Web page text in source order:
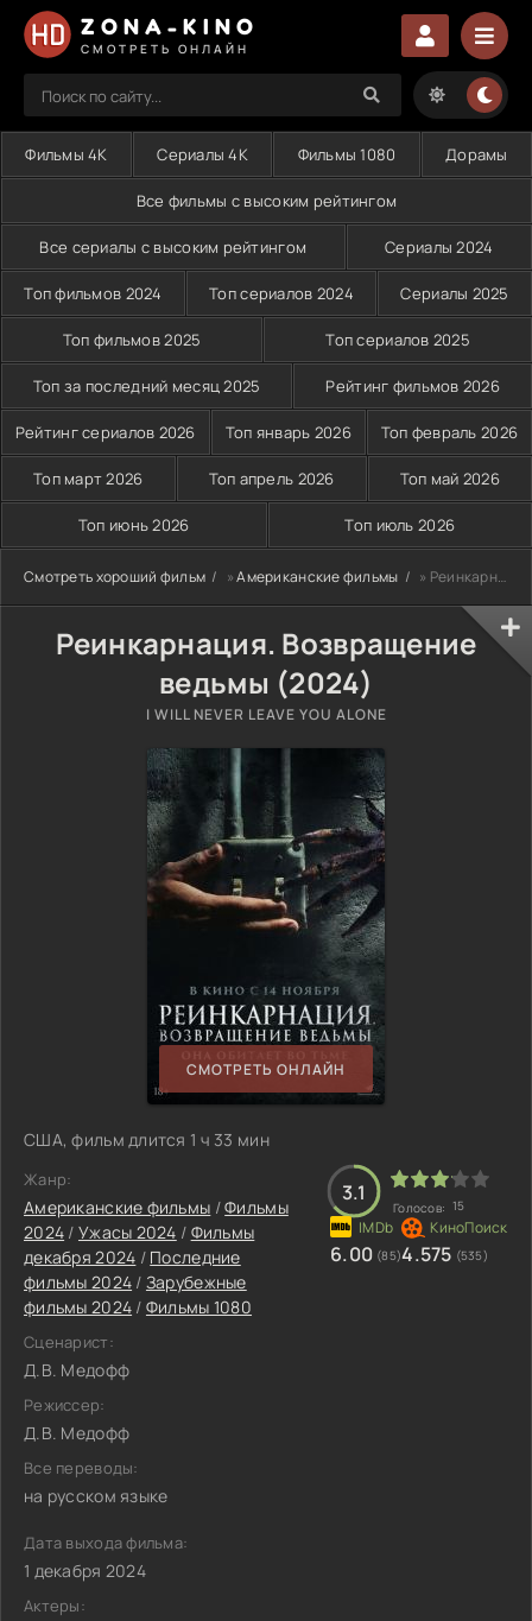
ZONA-KINO
СМОТРЕТЬ ОНЛАЙН
Фильмы 4K Сериалы 4K Фильмы 1080 Дорамы
Все фильмы с высоким рейтингом
Все сериалы с высоким рейтингом Сериалы 2024
Топ фильмов 2024 Топ сериалов 2024 Сериалы 2025
Топ фильмов 2025 Топ сериалов 2025
Топ за последний месяц 2025 Рейтинг фильмов 2026
Рейтинг сериалов 2026 Топ январь 2026 Топ февраль 2026
Топ март 2026 Топ апрель 2026 Топ май 2026
Топ июнь 2026 Топ июль 2026
Смотреть хороший фильм »Американские фильмы » Реинкарнация. Возвращение ведьмы (2024)
Реинкарнация. Возвращение
ведьмы (2024)
I WILL NEVER LEAVE YOU ALONE
СМОТРЕТЬ ОНЛАЙН
США, фильм длится 1 ч 33 мин
Жанр:
Американские фильмы /Фильмы
2024 / Ужасы 2024 / Фильмы
декабря 2024 / Последние
фильмы 2024 / Зарубежные
фильмы 2024 / Фильмы 1080
Сценарист:
Д.В. Медофф
Режиссер:
Д.В. Медофф
Все переводы:
на русском языке
3.1
Голосов: 15
6.00 (85)4.575 (535)
Дата выхода фильма:
1 декабря 2024
Актеры: